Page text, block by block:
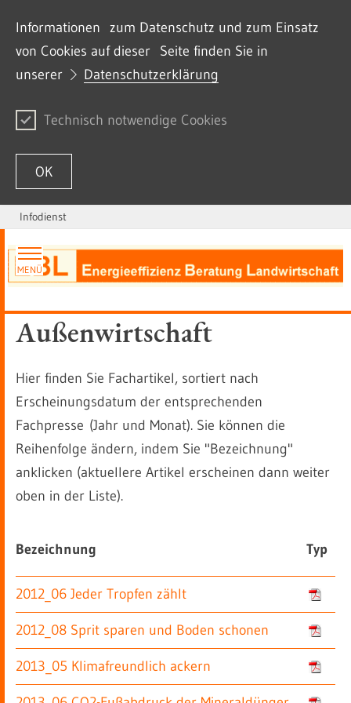
Informationen zum Datenschutz und zum Einsatz
von Cookies auf dieser Seite finden Sie in
unserer
Datenschutzerklärung
Technisch notwendige Cookies
OK
Zum Inhalt springen
Infodienst
MENÜ
Außenwirtschaft
Hier finden Sie Fachartikel, sortiert nach
Erscheinungsdatum der entsprechenden
Fachpresse (Jahr und Monat). Sie können die
Reihenfolge ändern, indem Sie "Bezeichnung"
anklicken (aktuellere Artikel erscheinen dann weiter
oben in der Liste).
Bezeichnung Typ
2012_06 Jeder Tropfen zählt
2012_08 Sprit sparen und Boden schonen
2013_05 Klimafreundlich ackern